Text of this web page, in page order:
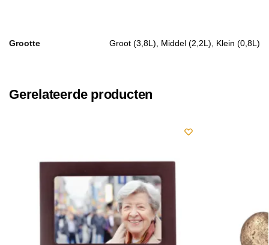
Grootte Groot (3,8L), Middel (2,2L), Klein (0,8L)
Gerelateerde producten